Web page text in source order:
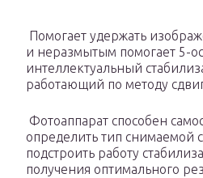
Помогает удержать
и неразмытым помогает 5-
интеллектуальный
работающий по методу
Фотоаппарат способен
определить тип снимаемой
подстроить работу
получения оптимального